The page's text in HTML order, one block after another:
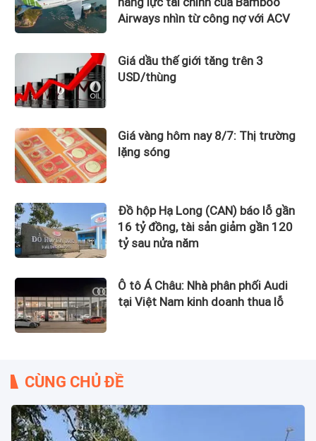
Airways nhìn từ công nợ với ACV
Giá dầu thế giới tăng trên 3
USD/thùng
Giá vàng hôm nay 8/7: Thị trường
lặng sóng
Đồ hộp Hạ Long (CAN) báo lỗ gần
16 tỷ đồng, tài sản giảm gần 120
tỷ sau nửa năm
Ô tô Á Châu: Nhà phân phối Audi
tại Việt Nam kinh doanh thua lỗ
CÙNG CHỦ ĐỀ